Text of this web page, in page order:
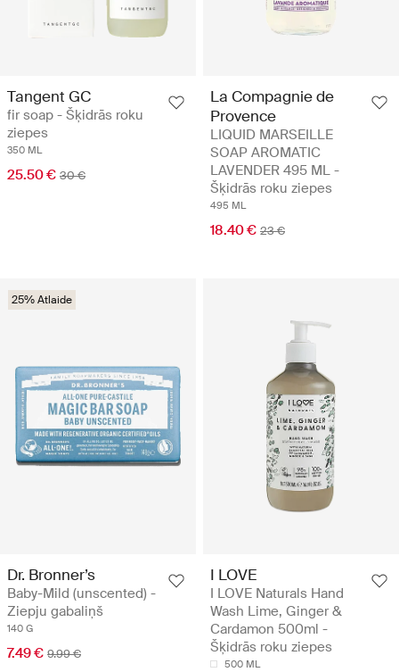
Tangent GC
fir soap - Šķidrās roku
ziepes
350 ML
25.50 € 30 €
La Compagnie de
Provence
LIQUID MARSEILLE
SOAP AROMATIC
LAVENDER 495 ML -
Šķidrās roku ziepes
495 ML
18.40 € 23 €
25% Atlaide
Dr. Bronner’s
Baby-Mild (unscented) -
Ziepju gabaliņš
140 G
7.49 € 9.99 €
I LOVE
I LOVE Naturals Hand
Wash Lime, Ginger &
Cardamon 500ml -
Šķidrās roku ziepes
500 ML